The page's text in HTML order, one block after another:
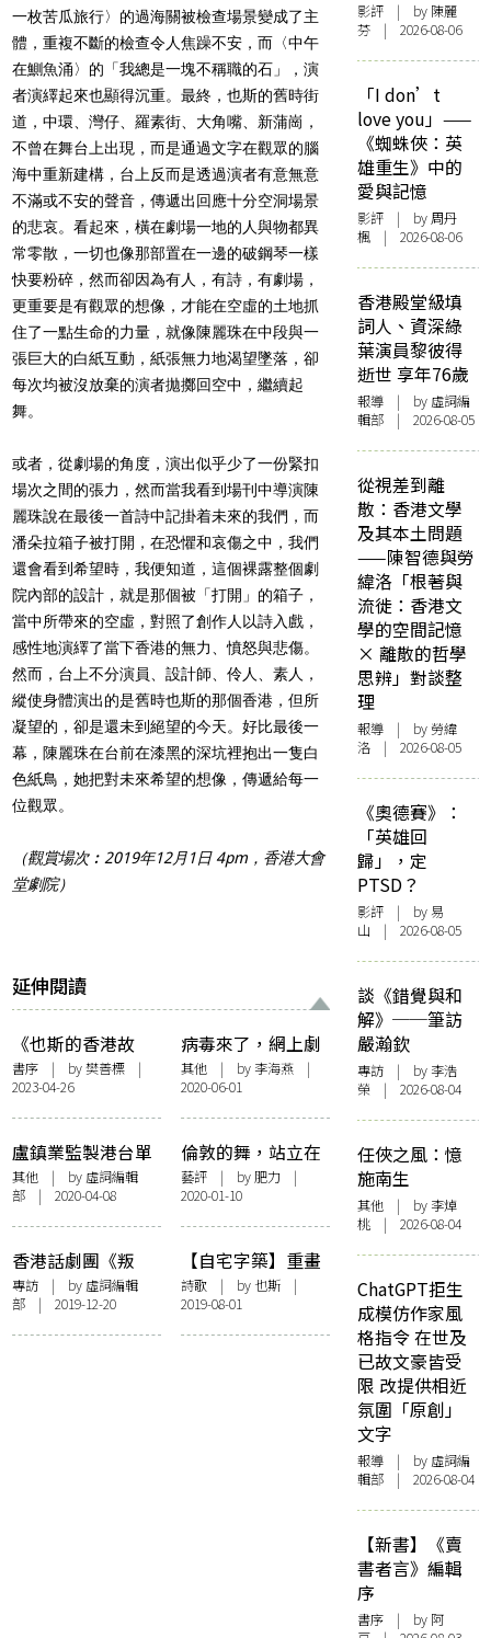
一枚苦瓜旅行〉的過海關被檢查場景變成了主
體，重複不斷的檢查令人焦躁不安，而〈中午
在鰂魚涌〉的「我總是一塊不稱職的石」，演
者演繹起來也顯得沉重。最終，也斯的舊時街
道，中環、灣仔、羅素街、大角嘴、新蒲崗，
不曾在舞台上出現，而是通過文字在觀眾的腦
海中重新建構，台上反而是透過演者有意無意
不滿或不安的聲音，傳遞出回應十分空洞場景
的悲哀。看起來，橫在劇場一地的人與物都異
常零散，一切也像那部置在一邊的破鋼琴一樣
快要粉碎，然而卻因為有人，有詩，有劇場，
更重要是有觀眾的想像，才能在空虛的土地抓
住了一點生命的力量，就像陳麗珠在中段與一
張巨大的白紙互動，紙張無力地渴望墜落，卻
每次均被沒放棄的演者拋擲回空中，繼續起
舞。
或者，從劇場的角度，演出似乎少了一份緊扣
場次之間的張力，然而當我看到場刊中導演陳
麗珠說在最後一首詩中記掛着未來的我們，而
潘朵拉箱子被打開，在恐懼和哀傷之中，我們
還會看到希望時，我便知道，這個裸露整個劇
院內部的設計，就是那個被「打開」的箱子，
當中所帶來的空虛，對照了創作人以詩入戲，
感性地演繹了當下香港的無力、憤怒與悲傷。
然而，台上不分演員、設計師、伶人、素人，
縱使身體演出的是舊時也斯的那個香港，但所
凝望的，卻是還未到絕望的今天。好比最後一
幕，陳麗珠在台前在漆黑的深坑裡抱出一隻白
色紙鳥，她把對未來希望的想像，傳遞給每一
位觀眾。
（觀賞場次︰2019年12月1日 4pm，香港大會
堂劇院）
延伸閱讀
《也斯的香港故
事》序——一個難
說的香港故事
書序 | by 樊善標 |
2023-04-26
病毒來了，網上劇
場也來了
其他| by 李海燕|
2020-06-01
盧鎮業監製港台單
元劇《浮城絮
語》：地震的六種
世界，遇見也斯的
文學遺蹟
其他 | by 虛詞編輯
部 | 2020-04-08
倫敦的舞，站立在
頂點的意志
藝評| by 肥力 |
2020-01-10
香港話劇團《叛
侶》專訪：離場後
你的選擇是？
專訪 | by 虛詞編輯
部 | 2019-12-20
【自宅字築】重畫
地圖
詩歌| by 也斯 |
2019-08-01
影評 | by 陳麗
芬 | 2026-08-06
「I don’t
love you」——
《蜘蛛俠：英
雄重生》中的
愛與記憶
影評 | by周丹
楓 | 2026-08-06
香港殿堂級填
詞人、資深綠
葉演員黎彼得
逝世 享年76歲
報導 | by 虛詞編
輯部 | 2026-08-05
從視差到離
散：香港文學
及其本土問題
——陳智德與勞
緯洛「根著與
流徙：香港文
學的空間記憶
× 離散的哲學
思辨」對談整
理
報導 | by 勞緯
洛 | 2026-08-05
《奧德賽》：
「英雄回
歸」，定
PTSD？
影評 | by 易
山 | 2026-08-05
談《錯覺與和
解》──筆訪
嚴瀚欽
專訪 | by 李浩
榮 | 2026-08-04
任俠之風：憶
施南生
其他 | by 李焯
桃 | 2026-08-04
ChatGPT拒生
成模仿作家風
格指令 在世及
已故文豪皆受
限 改提供相近
氛圍「原創」
文字
報導 | by 虛詞編
輯部 | 2026-08-04
【新書】《賣
書者言》編輯
序
書序 | by 阿